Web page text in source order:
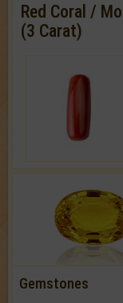
Red Coral /
(3 Carat)
Gemstones